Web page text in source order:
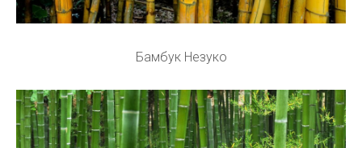
Бамбук Незуко